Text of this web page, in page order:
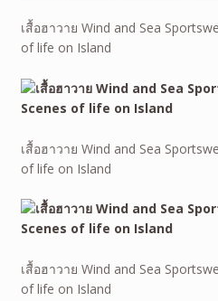
เสื้อฮาวาย Wind and Sea
of life on Island
เสื้อฮาวาย Wind and Sea
of life on Island
เสื้อฮาวาย Wind and Sea
of life on Island